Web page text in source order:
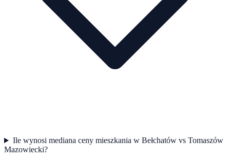
Ile wynosi mediana ceny mieszkania w Bełchatów vs Tomaszów
Mazowiecki?